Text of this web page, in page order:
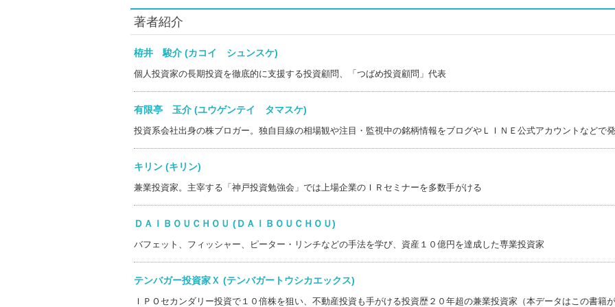
著者紹介
栫井 駿介 (カコイ シュンスケ)
個人投資家の長期投資を徹底的に支援する投資顧問、「つばめ投資顧問」代表
有限亭 玉介 (ユウゲンテイ タマスケ)
投資系会社出身の株ブロガー。独自目線の相場観や注目・監視中の銘柄情報をブログやＬＩＮＥ公式アカウントなどで
キリン (キリン)
兼業投資家。主宰する「神戸投資勉強会」では上場企業のＩＲセミナーを多数手がける
ＤＡＩＢＯＵＣＨＯＵ (ＤＡＩＢＯＵＣＨＯＵ)
バフェット、フィッシャー、ピーター・リンチなどの手法を学び、資産１０億円を達成した専業投資家
テンバガー投資家Ｘ (テンバガートウシカエックス)
ＩＰＯセカンダリー投資で１０倍株を狙い、不動産投資も手がける投資歴２０年超の兼業投資家（本データはこの書籍